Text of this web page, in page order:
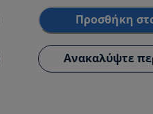
Προσθήκη
Ανακαλύψτε